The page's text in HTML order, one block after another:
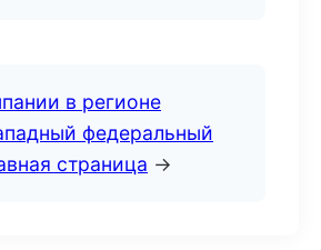
в регионе
федеральный
страница →